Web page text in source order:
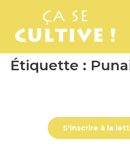
Étiquette :
S'inscrire à la